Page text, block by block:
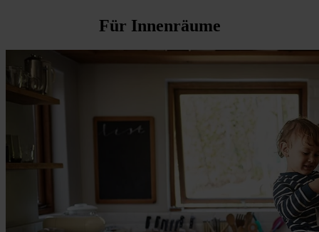
Für Innenräume